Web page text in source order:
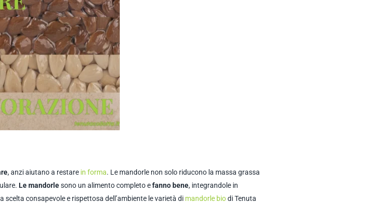
, anzi aiutano a restare in forma. Le mandorle non solo riducono la massa grassa
Le mandorlesono un alimento completo efanno bene, integrandole in
consapevole e rispettosa dell’ambiente le varietà di mandorle biodi Tenuta